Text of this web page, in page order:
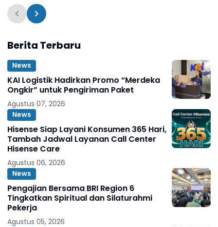
Berita Terbaru
News
KAI Logistik Hadirkan Promo “Merdeka
Ongkir” untuk Pengiriman Paket
Agustus 07, 2026
News
Hisense Siap Layani Konsumen 365 Hari,
Tambah Jadwal Layanan Call Center
Hisense Care
Agustus 06, 2026
News
Pengajian Bersama BRI Region 6
Tingkatkan Spiritual dan Silaturahmi
Pekerja
Agustus 05, 2026